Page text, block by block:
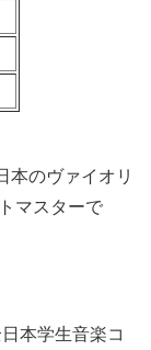
本のヴァイオリ
マスターで
本学生音楽コ